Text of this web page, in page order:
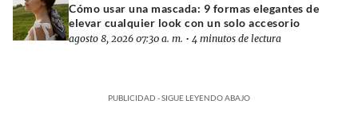
Cómo usar una mascada: 9 formas elegantes de
elevar cualquier look con un solo accesorio
agosto 8, 2026 07:30 a. m. • 4 minutos de lectura
PUBLICIDAD - SIGUE LEYENDO ABAJO